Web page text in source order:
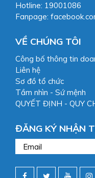
Hotline: 19001086
Fanpage:
VỀ CHÚNG TÔI
Công bố thông tin
Liên hệ
Sơ đồ tổ chức
Tầm nhìn - Sứ mệnh
QUYẾT ĐỊNH - QUY
ĐĂNG KÝ NHẬN